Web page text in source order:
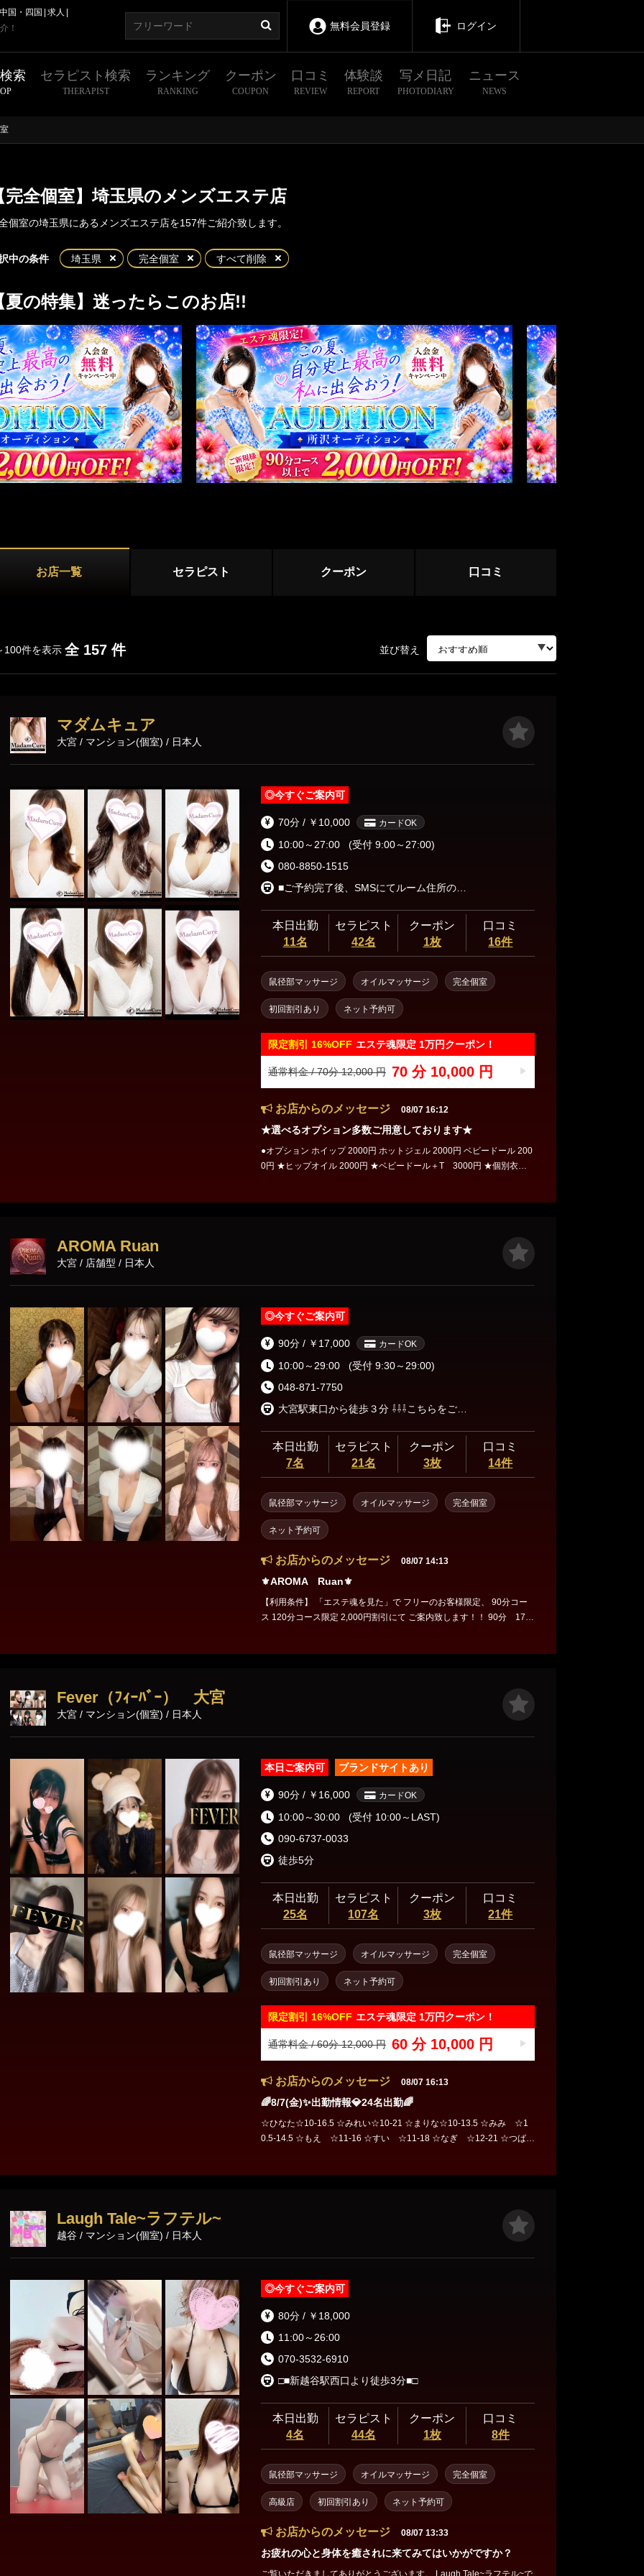
中国・四国
求人
！
無料会員登録 ログイン
索 セラピスト検索
THERAPIST
ランキング
RANKING
クーポン
COUPON
口コミ
REVIEW
体験談
REPORT
写メ日記
PHOTODIARY
ニュース
NEWS
完全個室】埼玉県のメンズエステ店
個室の埼玉県にあるメンズエステ店を157件ご紹介致します。
中の条件 埼玉県 完全個室 すべて削除
夏の特集】迷ったらこのお店!!
お店一覧 セラピスト クーポン 口コミ
100件を表示 全 157 件 並び替え
マダムキュア
大宮 / マンション(個室) / 日本人
◎今すぐご案内可
70分 / ￥10,000 カードOK
10:00～27:00
(受付 9:00～27:00)
080-8850-1515
本日出勤
11名
セラピスト
42名
クーポン
1枚
口コミ
16件
鼠径部マッサージ オイルマッサージ 完全個室
初回割引あり ネット予約可
限定割引 16%OFF エステ魂限定 1万円クーポン！
通常料金 / 70分 12,000 円 70 分 10,000 円
お店からのメッセージ 08/07 16:12
★選べるオプション多数ご用意しております★
●オプション ホイップ 2000円 ホットジェル 2000円 ベビードール 200
0円 ★ヒップオイル 2000円 ★ベビードール＋T 3000円 ★個別衣装
AROMA Ruan
大宮 / 店舗型 / 日本人
◎今すぐご案内可
90分 / ￥17,000 カードOK
10:00～29:00
(受付 9:30～29:00)
048-871-7750
本日出勤
7名
セラピスト
21名
クーポン
3枚
口コミ
14件
鼠径部マッサージ オイルマッサージ 完全個室
ネット予約可
お店からのメッセージ 08/07 14:13
⚜️AROMA Ruan⚜️
【利用条件】 「エステ魂を見た」 で フリーのお客様限定、 90分コー
ス 120分コース限定 2,000円割引にて ご案内致します！！ 90分 170
Fever（ﾌｨｰﾊﾞｰ） 大宮
大宮 / マンション(個室) / 日本人
本日ご案内可 ブランドサイトあり
90分 / ￥16,000 カードOK
10:00～30:00
(受付 10:00～LAST)
090-6737-0033
徒歩5分
本日出勤
25名
セラピスト
107名
クーポン
3枚
口コミ
21件
鼠径部マッサージ オイルマッサージ 完全個室
初回割引あり ネット予約可
限定割引 16%OFF エステ魂限定 1万円クーポン！
通常料金 / 60分 12,000 円 60 分 10,000 円
お店からのメッセージ 08/07 16:13
🌈8/7(金)✨出勤情報💎24名出勤🌈
☆ひなた☆10-16.5 ☆みれい☆10-21 ☆まりな☆10-13.5 ☆みみ ☆1
0.5-14.5 ☆もえ ☆11-16 ☆すい ☆11-18 ☆なぎ ☆12-21 ☆つばき
Laugh Tale~ラフテル~
越谷 / マンション(個室) / 日本人
◎今すぐご案内可
80分 / ￥18,000
11:00～26:00
070-3532-6910
□■新越谷駅西口より徒歩3分■□
本日出勤
4名
セラピスト
44名
クーポン
1枚
口コミ
8件
鼠径部マッサージ オイルマッサージ 完全個室
高級店 初回割引あり ネット予約可
お店からのメッセージ 08/07 13:33
お疲れの心と身体を癒されに来てみてはいかがですか？
ご覧いただきましてありがとうございます。 Laugh Tale~ラフテル~で
大宮 浦和
越谷・草加・春日部 川越・坂戸 志木・朝霞台・和光
所沢 久喜・蓮田 上尾・鴻巣
熊谷・本庄
店舗型
マンション型
出張
施術内容
径部マッサージ オイルマッサージ リンパマッサージ
洗体
オプション